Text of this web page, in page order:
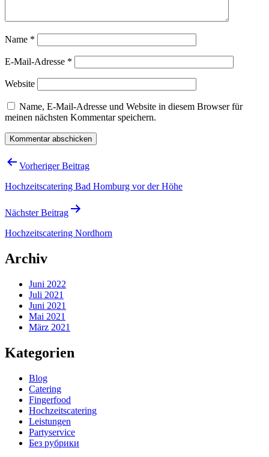
Name *
E-Mail-Adresse *
Website
Name, E-Mail-Adresse und Website in diesem Browser für
meinen nächsten Kommentar speichern.
Beitragsnavigation
Vorheriger Beitrag
Hochzeitscatering Bad Homburg vor der Höhe
Nächster Beitrag
Hochzeitscatering Nordhorn
Archiv
Juni 2022
Juli 2021
Juni 2021
Mai 2021
März 2021
Kategorien
Blog
Catering
Fingerfood
Hochzeitscatering
Leistungen
Partyservice
Без рубрики